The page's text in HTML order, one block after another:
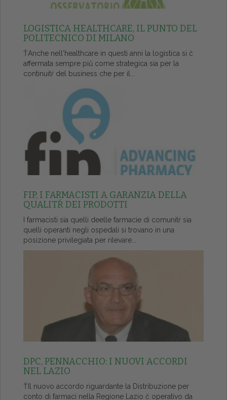
LOGISTICA HEALTHCARE, IL PUNTO DEL
POLITECNICO DI MILANO
ŤAnche nell'healthcare in questi anni la logistica si č
affermata sempre piů come strategica sia per la
continuitŕ del business che per il...
FIP, I FARMACISTI A GARANZIA DELLA
QUALITŔ DEI PRODOTTI
I farmacisti sia quelli deelle farmacie di comunitŕ sia
quelli operanti negli ospedali si trovano in una
posizione privilegiata per rilevare...
DPC, PENNACCHIO: I NUOVI ACCORDI
NEL LAZIO
ŤIl nuovo accordo riguardante la Distribuzione per
conto di farmaci nella Regione Lazio č operativo da